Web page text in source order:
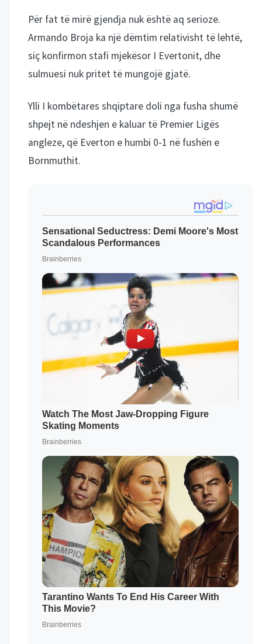
Për fat të mirë gjendja nuk është aq serioze.
Armando Broja ka një dëmtim relativisht të lehtë,
siç konfirmon stafi mjekësor I Evertonit, dhe
sulmuesi nuk pritet të mungojë gjatë.
Ylli I kombëtares shqiptare doli nga fusha shumë
shpejt në ndeshjen e kaluar të Premier Ligës
angleze, që Everton e humbi 0-1 në fushën e
Bornmuthit.